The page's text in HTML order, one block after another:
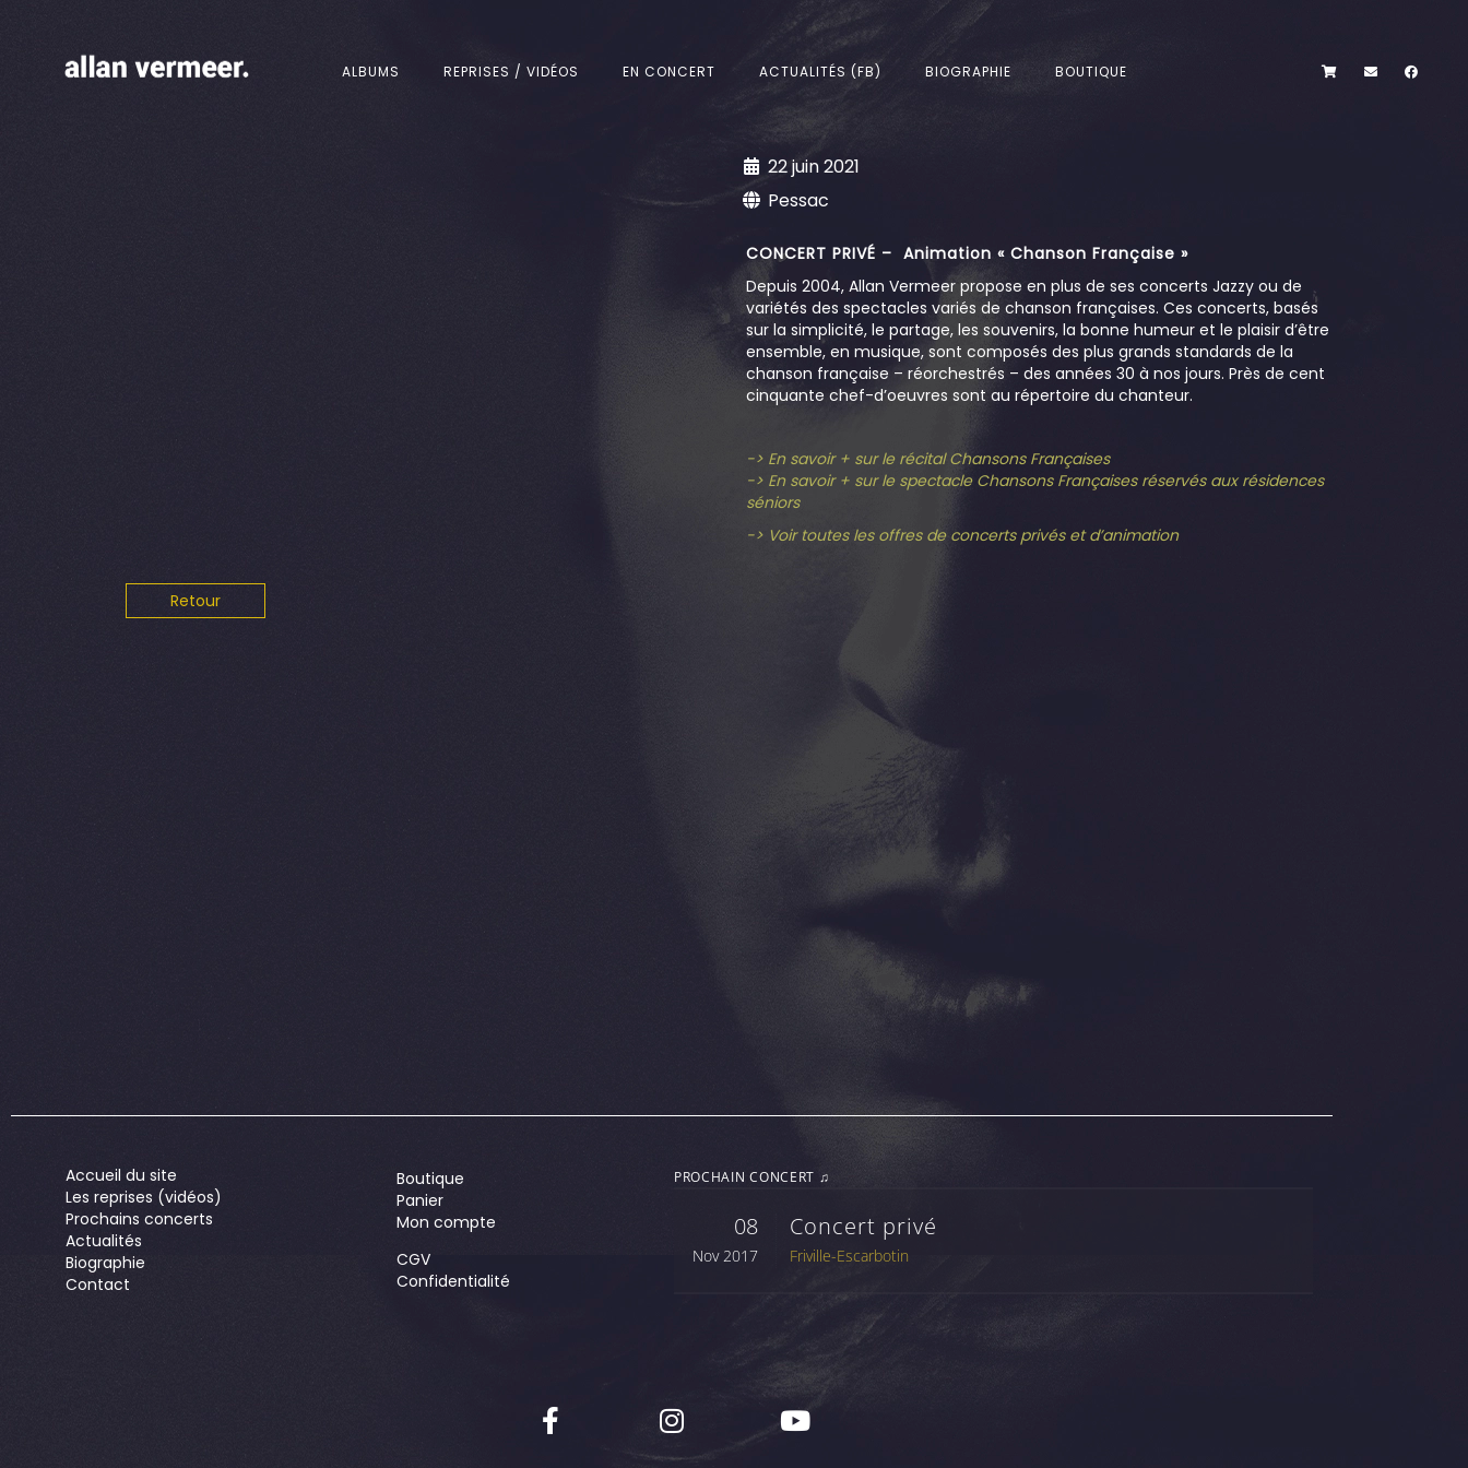
ALBUMS REPRISES / VIDÉOS EN CONCERT ACTUALITÉS (FB) BIOGRAPHIE BOUTIQUE
22 juin 2021
Pessac
CONCERT PRIVÉ – Animation « Chanson Française »
Depuis 2004, Allan Vermeer propose en plus de ses concerts Jazzy ou de
variétés des spectacles variés de chanson françaises. Ces concerts, basés
sur la simplicité, le partage, les souvenirs, la bonne humeur et le plaisir d’être
ensemble, en musique, sont composés des plus grands standards de la
chanson française – réorchestrés – des années 30 à nos jours. Près de cent
cinquante chef-d’oeuvres sont au répertoire du chanteur.
-> En savoir + sur le récital Chansons Françaises
-> En savoir + sur le spectacle Chansons Françaises réservés aux résidences
séniors
-> Voir toutes les offres de concerts privés et d’animation
Retour
Accueil du site
Les reprises (vidéos)
Prochains concerts
Actualités
Biographie
Contact
Boutique
Panier
Mon compte
CGV
Confidentialité
PROCHAIN CONCERT ♫
08
Nov 2017
Concert privé
Friville-Escarbotin